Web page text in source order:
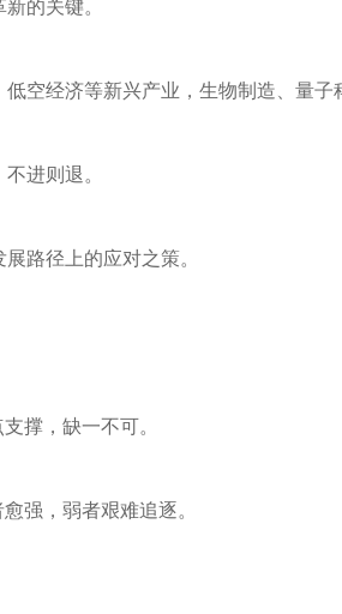
的关键。
空经济等新兴产业，生物制造、量子
进则退。
路径上的应对之策。
撑，缺一不可。
强，弱者艰难追逐。